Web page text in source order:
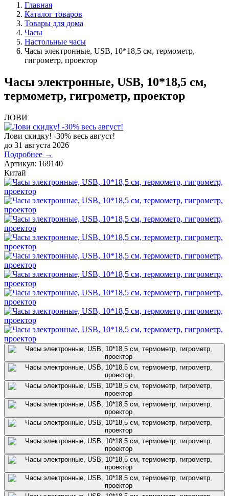
Главная
Каталог товаров
Товары для дома
Часы
Настольные часы
Часы электронные, USB, 10*18,5 см, термометр,
гигрометр, проектор
Часы электронные, USB, 10*18,5 см,
термометр, гигрометр, проектор
ЛОВИ
Лови скидку! -30% весь август!
до 31 августа 2026
Подробнее →
Артикул: 169140
Китай